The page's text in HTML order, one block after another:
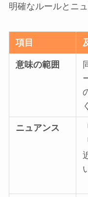
明確なルールとニ
項目
意味の範囲
ニュアンス